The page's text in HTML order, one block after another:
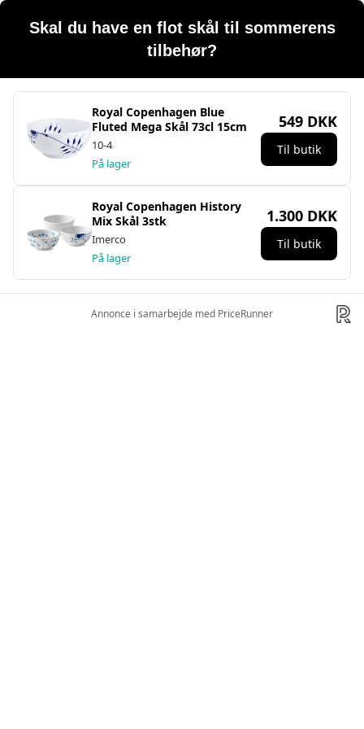
Skal du have en flot skål til sommerens
tilbehør?
Royal Copenhagen Blue
Fluted Mega Skål 73cl 15cm
10-4
På lager
549 DKK
Til butik
Royal Copenhagen History
Mix Skål 3stk
Imerco
På lager
1.300 DKK
Til butik
Annonce i samarbejde med PriceRunner